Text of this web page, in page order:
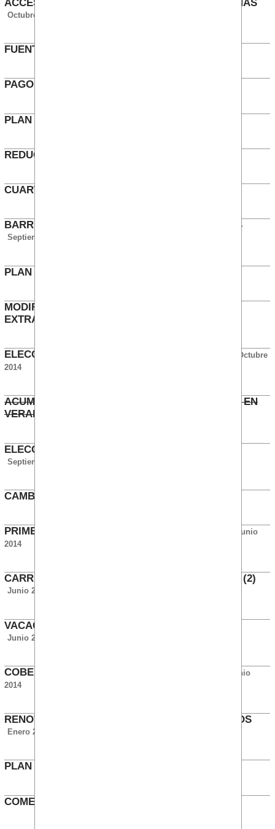
ACCESO DE LOS ETT A LAS VACANTES INTERNAS
Octubre 2016
FUENTES DE AGUA
PAGO DE FESTIVOS A ETT
PLAN DE FORMACIÓN 2016
REDUCCIONES DE JORNADA TIC
CUARTO DE PAGA DE 2014
BARRERA ARQUITECTÓNICA EN TRES CANTOS
Septiembre 2015
PLAN DE FORMACIÓN 2015
MODIFICACIÓN BONUS PARTICULARES,
EXTRANJEROS Y SUBDIRECTORES
ELECCIONES SINDICALES 2015 (BANKINTER)
Octubre
2014
ACUMULACIÓN IMPORTE TARJETA DE COMIDA EN
VERANO
ELECCIONES SINDICALES 2015 (SECTORIAL)
Septiembre 2014
CAMBIO DE JORNADA BANCA
PRIMEROS BENEFICIOS SOCIALES PARA TIC
Junio
2014
CARRERA PROFESIONAL DE SUBDIRECTORES (2)
Junio 2014
VACACIONES Y DÍAS LIBRES CONSULTORÍA (1)
Junio 2014
COBERTURA INCAPACIDAD TEMPORAL TIC
Junio
2014
RENOVACIÓN APARCAMIENTO DE TRES CANTOS
Enero 2014
PLAN DE FORMACIÓN 2014
COMEDOR DE TRES CANTOS TIC